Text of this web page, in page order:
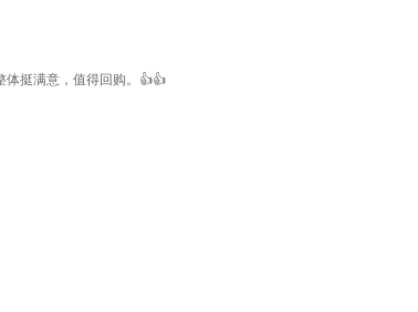
体挺满意，值得回购。👍👍